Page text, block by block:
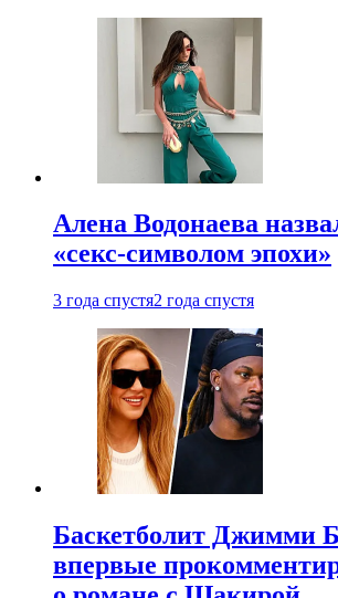
Алена Водонаева
«секс-символом эпохи»
3 года спустя2 года спустя
Баскетболит Джимми
впервые